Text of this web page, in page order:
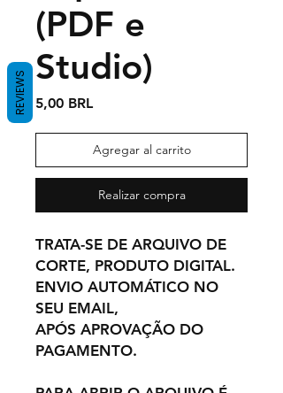
(PDF e
Studio)
5,00 BRLPrecio
Agregar al carrito
Realizar compra
TRATA-SE DE ARQUIVO DE
CORTE, PRODUTO DIGITAL.
ENVIO AUTOMÁTICO NO
SEU EMAIL,
APÓS APROVAÇÃO DO
PAGAMENTO.
REVIEWS